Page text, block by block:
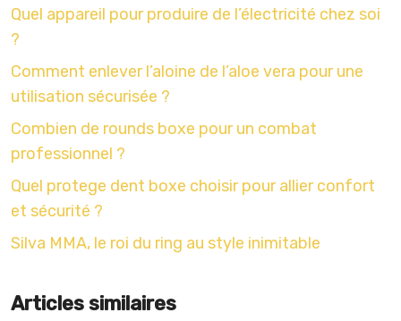
Quel appareil pour produire de l’électricité chez soi
?
Comment enlever l’aloine de l’aloe vera pour une
utilisation sécurisée ?
Combien de rounds boxe pour un combat
professionnel ?
Quel protege dent boxe choisir pour allier confort
et sécurité ?
Silva MMA, le roi du ring au style inimitable
Articles similaires